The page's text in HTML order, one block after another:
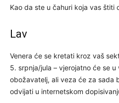
Kao da ste u čahuri koja vas štiti
Lav
Venera će se kretati kroz vaš
5. srpnja/jula – vjerojatno će se
obožavatelj, ali veza će za sada
odvijati u internetskom